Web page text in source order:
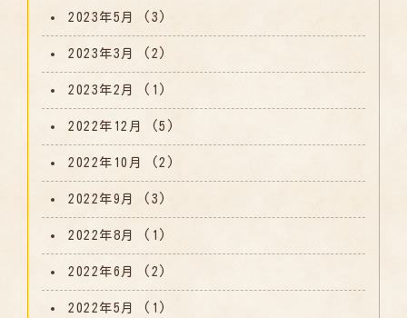
2023年5月 (3)
2023年3月 (2)
2023年2月 (1)
2022年12月 (5)
2022年10月 (2)
2022年9月 (3)
2022年8月 (1)
2022年6月 (2)
2022年5月 (1)